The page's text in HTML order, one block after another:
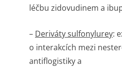
léčbu zidovudinem a
– Deriváty sulfonylurey:
o interakcích mezi
antiflogistiky a